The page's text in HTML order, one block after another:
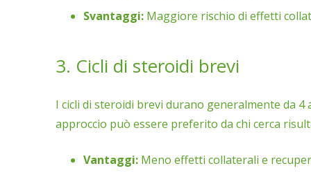
Svantaggi: Maggiore rischio di effetti
3. Cicli di steroidi brevi
I cicli di steroidi brevi durano generalmente da
approccio può essere preferito da chi cerca
Vantaggi: Meno effetti collaterali e